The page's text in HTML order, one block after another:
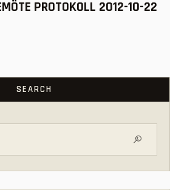
PROTOKOLL 2012-10-22
SEARCH